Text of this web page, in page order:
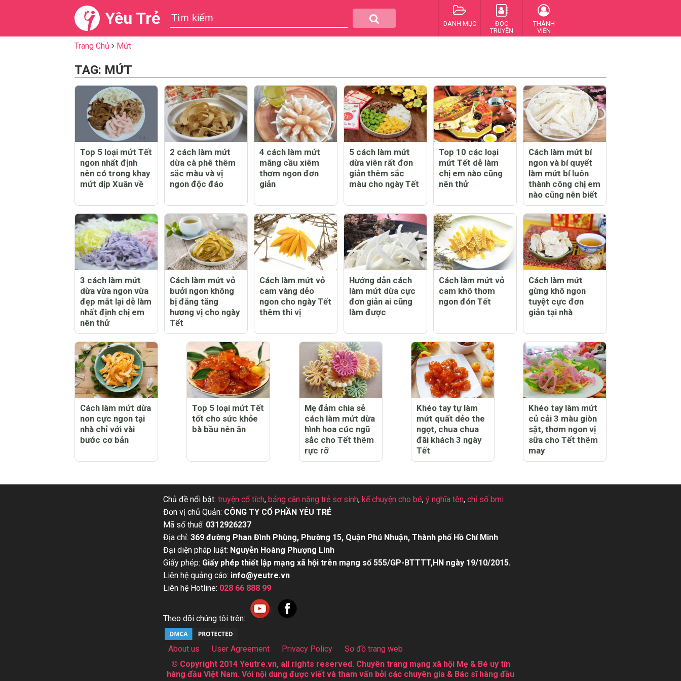
Yêu Trẻ DANH MỤC
ĐỌC
TRUYỆN
THÀNH
VIÊN
Trang Chủ Mứt
TAG: MỨT
Top 5 loại mứt Tết
ngon nhất định
nên có trong khay
mứt dịp Xuân về
2 cách làm mứt
dừa cà phê thêm
sắc màu và vị
ngon độc đáo
4 cách làm mứt
mãng cầu xiêm
thơm ngon đơn
giản
5 cách làm mứt
dừa viên rất đơn
giản thêm sắc
màu cho ngày Tết
Top 10 các loại
mứt Tết dễ làm
chị em nào cũng
nên thử
Cách làm mứt bí
ngon và bí quyết
làm mứt bí luôn
thành công chị em
nào cũng nên biết
3 cách làm mứt
dừa vừa ngon vừa
đẹp mắt lại dễ làm
nhất định chị em
nên thử
Cách làm mứt vỏ
bưởi ngon không
bị đắng tăng
hương vị cho ngày
Tết
Cách làm mứt vỏ
cam vàng dẻo
ngon cho ngày Tết
thêm thi vị
Hướng dẫn cách
làm mứt dừa cực
đơn giản ai cũng
làm được
Cách làm mứt vỏ
cam khô thơm
ngon đón Tết
Cách làm mứt
gừng khô ngon
tuyệt cực đơn
giản tại nhà
Cách làm mứt dừa
non cực ngon tại
nhà chỉ với vài
bước cơ bản
Top 5 loại mứt Tết
tốt cho sức khỏe
bà bầu nên ăn
Mẹ đảm chia sẻ
cách làm mứt dừa
hình hoa cúc ngũ
sắc cho Tết thêm
rực rỡ
Khéo tay tự làm
mứt quất dẻo the
ngọt, chua chua
đãi khách 3 ngày
Tết
Khéo tay làm mứt
củ cải 3 màu giòn
sật, thơm ngon vị
sữa cho Tết thêm
may
Chủ đề nổi bật: truyện cổ tích, bảng cân nặng trẻ sơ sinh, kể chuyện cho bé, ý nghĩa tên, chỉ số bmi
Đơn vị chủ Quản: CÔNG TY CỔ PHẦN YÊU TRẺ
Mã số thuế: 0312926237
Địa chỉ: 369 đường Phan Đình Phùng, Phường 15, Quận Phú Nhuận, Thành phố Hồ Chí Minh
Đại diện pháp luật: Nguyễn Hoàng Phượng Linh
Giấy phép: Giấy phép thiết lập mạng xã hội trên mạng số 555/GP-BTTTT,HN ngày 19/10/2015.
Liên hệ quảng cáo: info@yeutre.vn
Liên hệ Hotline: 028 66 888 99
Theo dõi chúng tôi trên:
About us User Agreement Privacy Policy
Sơ đồ trang web
© Copyright 2014 Yeutre.vn, all rights reserved. Chuyên trang mạng xã hội Mẹ & Bé uy tín
hàng đầu Việt Nam. Với nội dung được viết và tham vấn bởi các chuyên gia & Bác sĩ hàng đầu